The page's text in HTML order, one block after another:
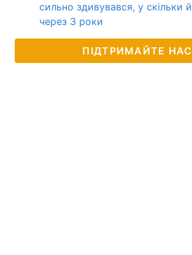
сильно здивувався, у скільки
через 3 роки
ПІДТРИМАЙТЕ НАС